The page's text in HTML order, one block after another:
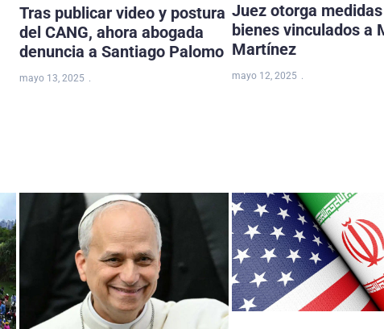
Tras publicar video y postura
del CANG, ahora abogada
denuncia a Santiago Palomo
mayo 13, 2025
Juez otorga
bienes vinculados a
Martínez
mayo 12, 2025